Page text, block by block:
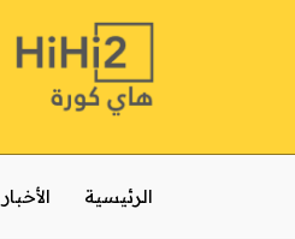
الرئيسية الأخبار